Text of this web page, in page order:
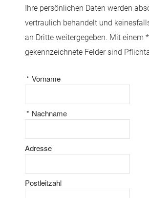
Ihre persönlichen Daten werden
vertraulich behandelt und
an Dritte weitergegeben. Mit einem *
gekennzeichnete Felder sind
Vorname
*
Nachname
*
Adresse
Postleitzahl